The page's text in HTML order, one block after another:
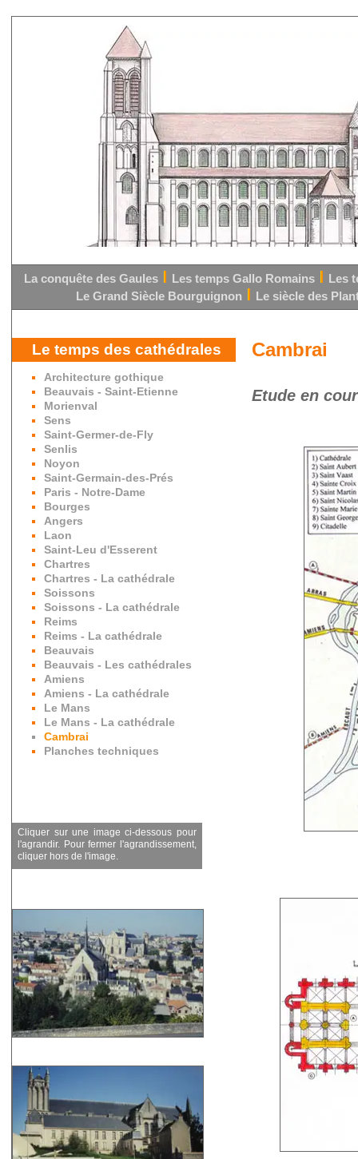
La conquête des Gaules Les temps Gallo Romains
Les
Le Grand Siècle Bourguignon
Le siècle des
Cambrai
Etude en
Cliquer sur une image ci-dessous pour
l'agrandir. Pour fermer l'agrandissement,
cliquer hors de l'image.
Le temps des cathédrales
Architecture gothique
Beauvais - Saint-Etienne
Morienval
Sens
Saint-Germer-de-Fly
Senlis
Noyon
Saint-Germain-des-Prés
Paris - Notre-Dame
Bourges
Angers
Laon
Saint-Leu d'Esserent
Chartres
Chartres - La cathédrale
Soissons
Soissons - La cathédrale
Reims
Reims - La cathédrale
Beauvais
Beauvais - Les cathédrales
Amiens
Amiens - La cathédrale
Le Mans
Le Mans - La cathédrale
Cambrai
Planches techniques